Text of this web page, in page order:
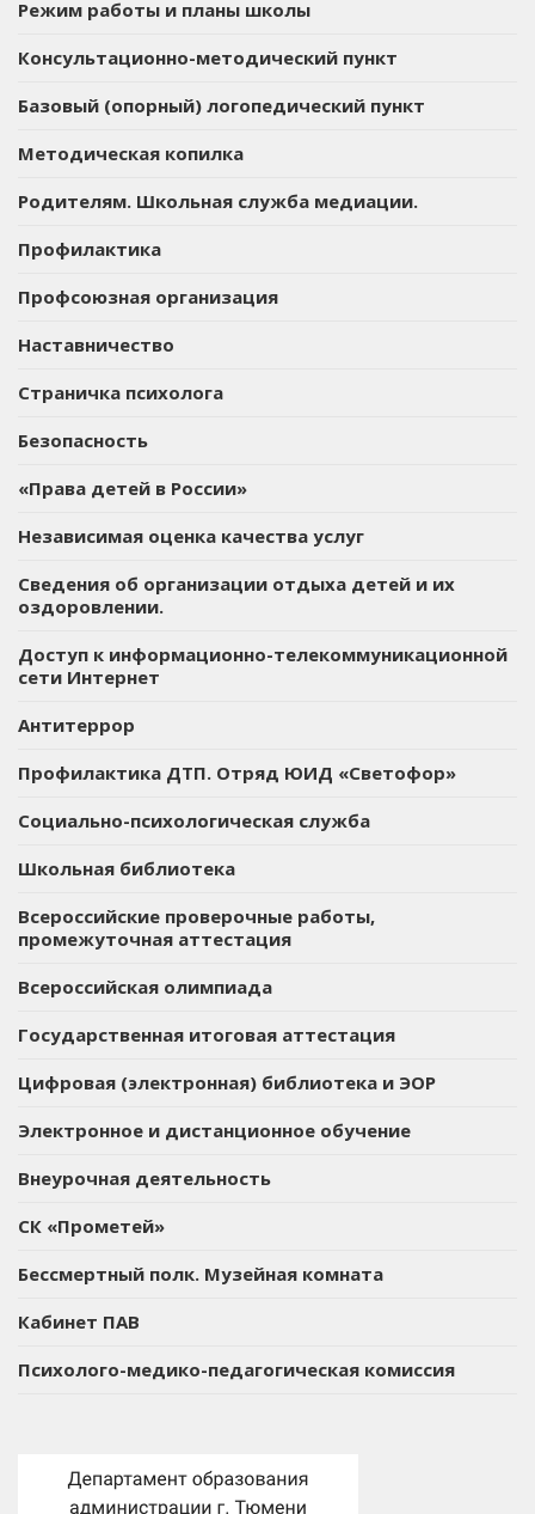
Режим работы и планы школы
Консультационно-методический пункт
Базовый (опорный) логопедический пункт
Методическая копилка
Родителям. Школьная служба медиации.
Профилактика
Профсоюзная организация
Наставничество
Страничка психолога
Безопасность
«Права детей в России»
Независимая оценка качества услуг
Сведения об организации отдыха детей и их
оздоровлении.
Доступ к информационно-телекоммуникационной
сети Интернет
Антитеррор
Профилактика ДТП. Отряд ЮИД «Светофор»
Социально-психологическая служба
Школьная библиотека
Всероссийские проверочные работы,
промежуточная аттестация
Всероссийская олимпиада
Государственная итоговая аттестация
Цифровая (электронная) библиотека и ЭОР
Электронное и дистанционное обучение
Внеурочная деятельность
СК «Прометей»
Бессмертный полк. Музейная комната
Кабинет ПАВ
Психолого-медико-педагогическая комиссия